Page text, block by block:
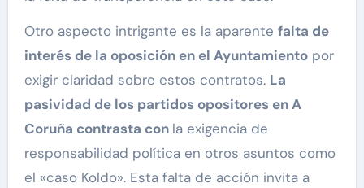
Otro aspecto intrigante es la aparente falta de
interés de la oposición en el Ayuntamientopor
exigir claridad sobre estos contratos. La
pasividad de los partidos opositores en A
Coruña contrasta con la exigencia de
responsabilidad política en otros asuntos como
el «caso Koldo». Esta falta de acción invita a